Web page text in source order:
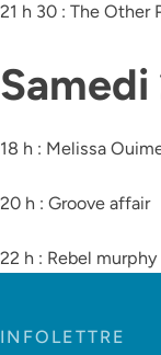
21 h 30 : The Other
18 h : Melissa
20 h : Groove affair
22 h : Rebel murphy
INFOLETTRE